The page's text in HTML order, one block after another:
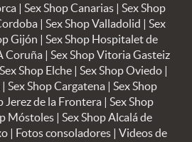
|Sex Shop Canarias |Sex Shop
| Sex Shop Valladolid | Sex
Gijón |Sex Shop Hospitalet de
Coruña |Sex Shop Vitoria Gasteiz
Sex Shop Elche |Sex Shop Oviedo |
|Sex Shop Cargatena |Sex Shop
Jerez de la Frontera |Sex Shop
Móstoles |Sex Shop Alcalá de
| Fotos consoladores |Videos de